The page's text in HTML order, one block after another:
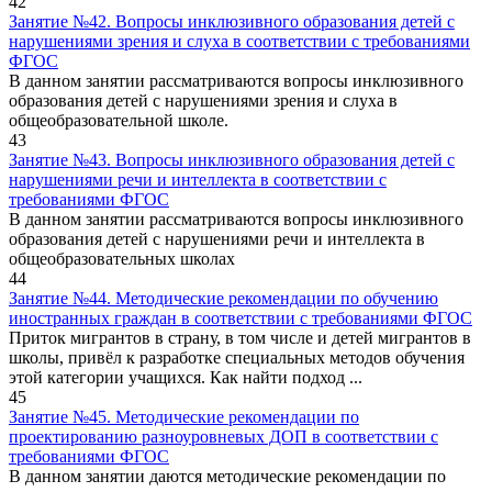
Занятие №42. Вопросы инклюзивного образования детей с
нарушениями зрения и слуха в соответствии с требованиями
ФГОС
В данном занятии рассматриваются вопросы инклюзивного
образования детей с нарушениями зрения и слуха в
общеобразовательной школе.
43
Занятие №43. Вопросы инклюзивного образования детей с
нарушениями речи и интеллекта в соответствии с
требованиями ФГОС
В данном занятии рассматриваются вопросы инклюзивного
образования детей с нарушениями речи и интеллекта в
общеобразовательных школах
44
Занятие №44. Методические рекомендации по обучению
иностранных граждан в соответствии с требованиями ФГОС
Приток мигрантов в страну, в том числе и детей мигрантов в
школы, привёл к разработке специальных методов обучения
этой категории учащихся. Как найти подход ...
45
Занятие №45. Методические рекомендации по
проектированию разноуровневых ДОП в соответствии с
требованиями ФГОС
В данном занятии даются методические рекомендации по